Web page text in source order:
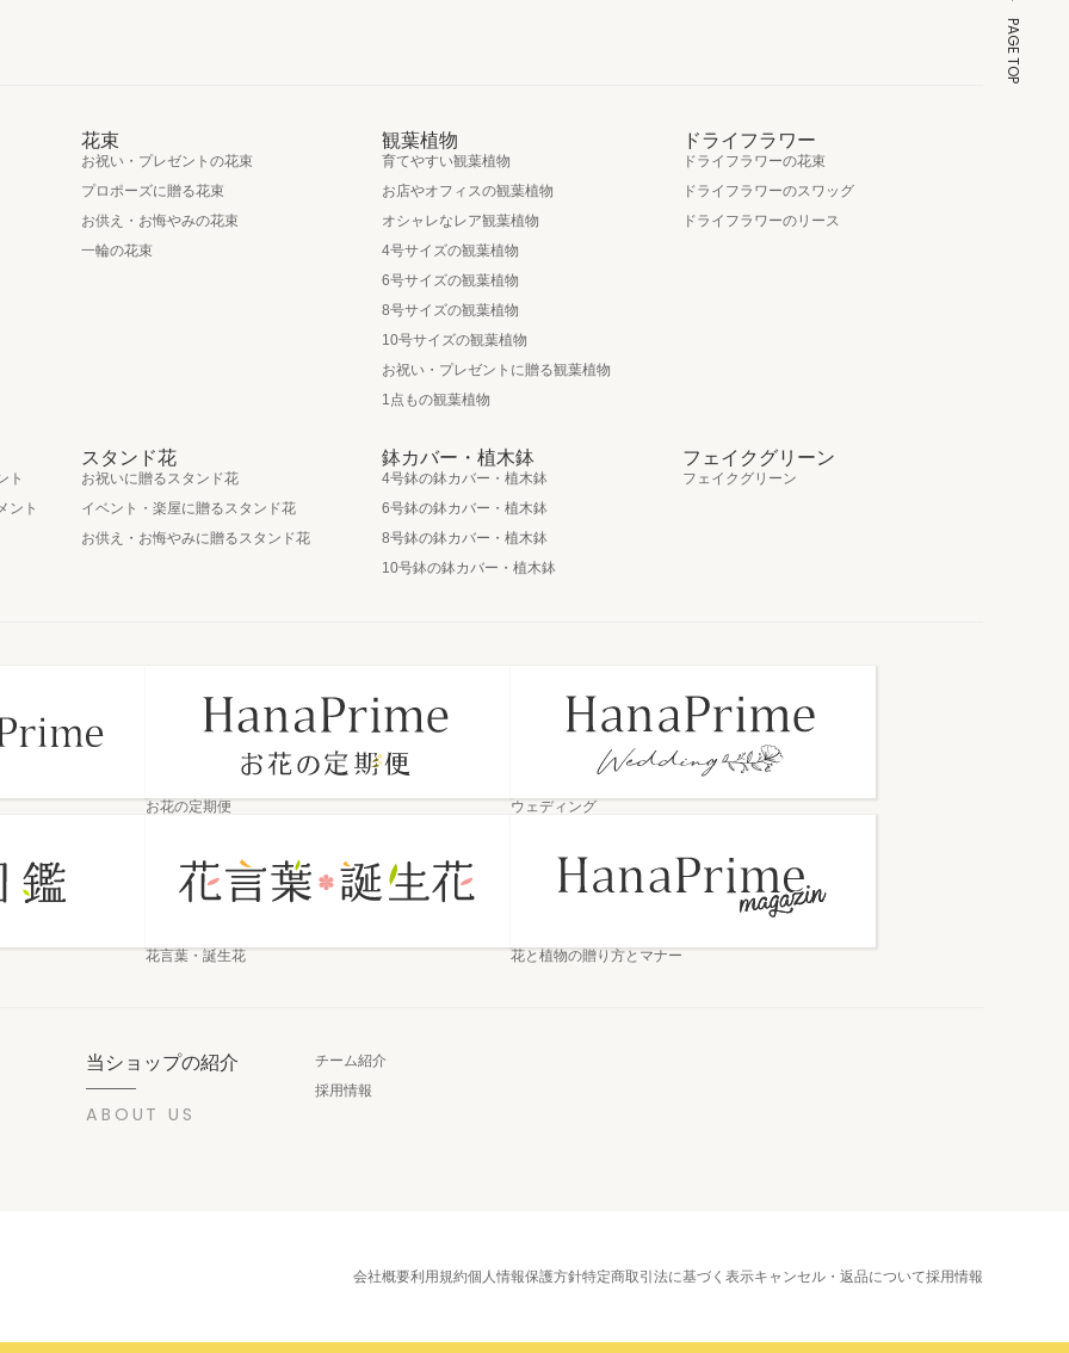
PAGE TOP
花束
お祝い・プレゼントの花束
プロポーズに贈る花束
お供え・お悔やみの花束
一輪の花束
観葉植物
育てやすい観葉植物
お店やオフィスの観葉植物
オシャレなレア観葉植物
4号サイズの観葉植物
6号サイズの観葉植物
8号サイズの観葉植物
10号サイズの観葉植物
お祝い・プレゼントに贈る観葉植物
1点もの観葉植物
ドライフラワー
ドライフラワーの花束
ドライフラワーのスワッグ
ドライフラワーのリース
ト
ント
スタンド花
お祝いに贈るスタンド花
イベント・楽屋に贈るスタンド花
お供え・お悔やみに贈るスタンド花
鉢カバー・植木鉢
4号鉢の鉢カバー・植木鉢
6号鉢の鉢カバー・植木鉢
8号鉢の鉢カバー・植木鉢
10号鉢の鉢カバー・植木鉢
フェイクグリーン
フェイクグリーン
お花の定期便 ウェディング
花言葉・誕生花 花と植物の贈り方とマナー
当ショップの紹介
ABOUT US
チーム紹介
採用情報
会社概要利用規約個人情報保護方針特定商取引法に基づく表示キャンセル・返品について採用情報